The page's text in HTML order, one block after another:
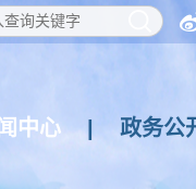
中心 政务公